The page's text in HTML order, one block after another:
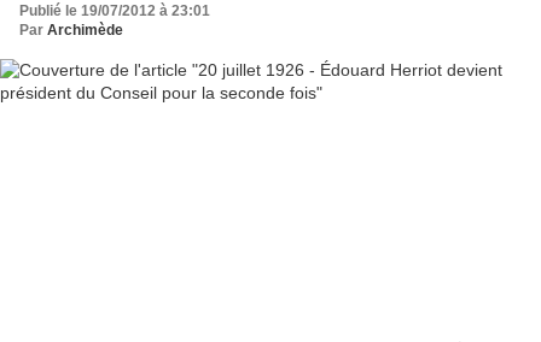
Publié le 19/07/2012 à 23:01
Par Archimède